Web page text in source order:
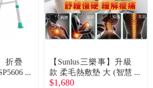
折疊
【Sunlus三樂事】升級
款 柔毛熱敷墊 大 (智慧
專利控溫、全球適用)
$1,680